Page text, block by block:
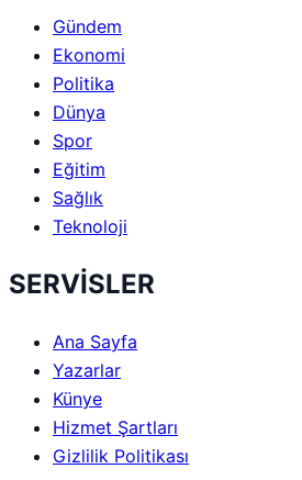
Gündem
Ekonomi
Politika
Dünya
Spor
Eğitim
Sağlık
Teknoloji
SERVİSLER
Ana Sayfa
Yazarlar
Künye
Hizmet Şartları
Gizlilik Politikası